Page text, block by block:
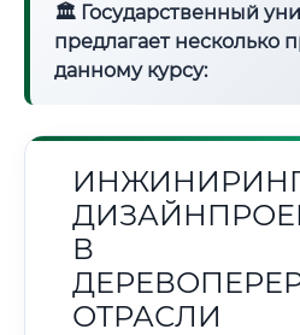
🏛 Государственный
предлагает несколько
данному курсу:
В
ОТРАСЛИ